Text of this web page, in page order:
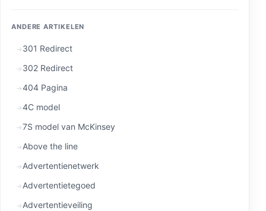
ANDERE ARTIKELEN
301 Redirect
302 Redirect
404 Pagina
4C model
7S model van McKinsey
Above the line
Advertentienetwerk
Advertentietegoed
Advertentieveiling